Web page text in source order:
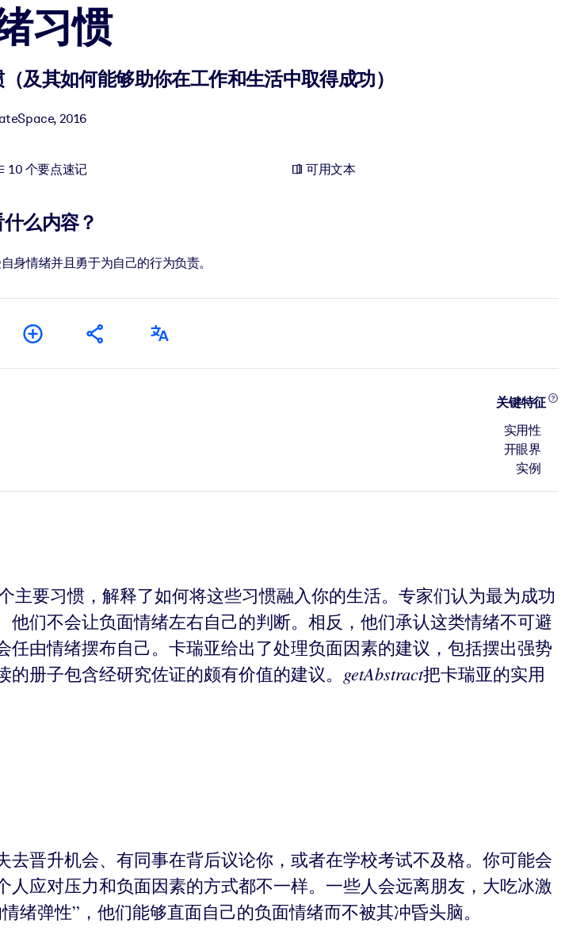
习惯
及其如何能够助你在工作和生活中取得成功）
, 2016
10 个要点速记 可用文本
么内容？
身情绪并且勇于为自己的行为负责。
关键特征
实用性
开眼界
实例
主要习惯，解释了如何将这些习惯融入你的生活。专家们认为最为成功
们不会让负面情绪左右自己的判断。相反，他们承认这类情绪不可避
由情绪摆布自己。卡瑞亚给出了处理负面因素的建议，包括摆出强势
册子包含经研究佐证的颇有价值的建议。 getAbstract把卡瑞亚的实用
晋升机会、有同事在背后议论你，或者在学校考试不及格。你可能会
应对压力和负面因素的方式都不一样。一些人会远离朋友，大吃冰激
弹性”，他们能够直面自己的负面情绪而不被其冲昏头脑。